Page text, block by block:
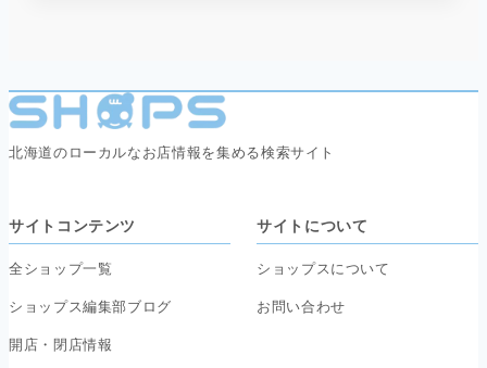
北海道のローカルなお店情報を集める検索サイト
サイトコンテンツ
全ショップ一覧
ショップス編集部ブログ
開店・閉店情報
サイトについて
ショップスについて
お問い合わせ